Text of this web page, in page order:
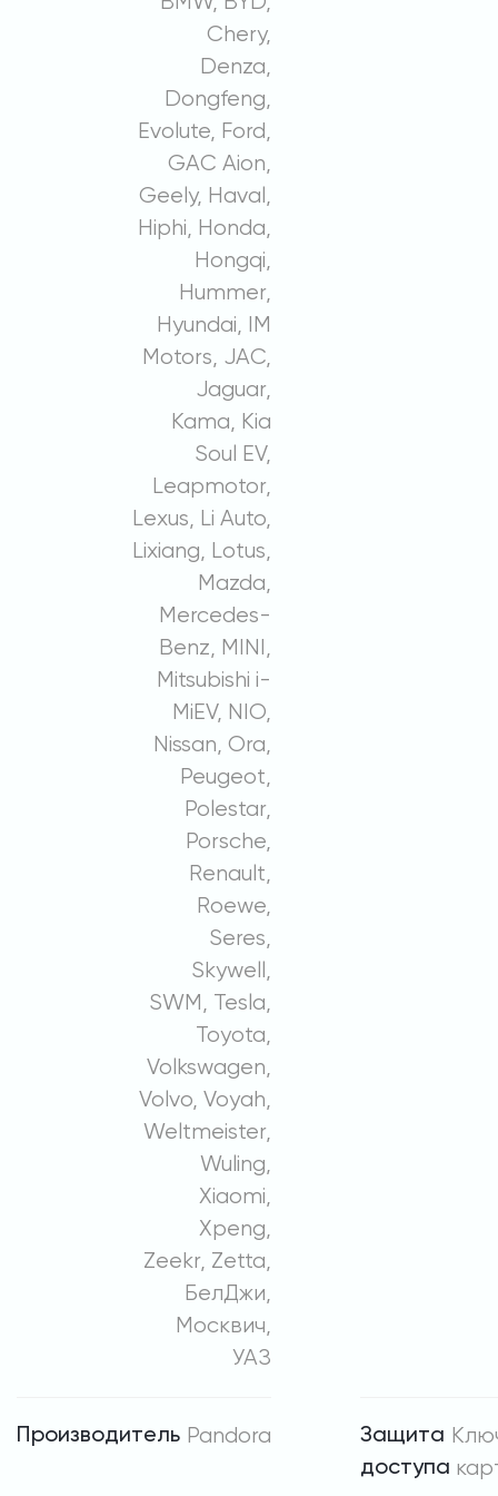
Chery,
Denza,
Dongfeng,
Evolute, Ford,
GAC Aion,
Geely, Haval,
Hiphi, Honda,
Hongqi,
Hummer,
Hyundai, IM
Motors, JAC,
Jaguar,
Kama, Kia
Soul EV,
Leapmotor,
Lexus, Li Auto,
Lixiang, Lotus,
Mazda,
Mercedes-
Benz, MINI,
Mitsubishi i-
MiEV, NIO,
Nissan, Ora,
Peugeot,
Polestar,
Porsche,
Renault,
Roewe,
Seres,
Skywell,
SWM, Tesla,
Toyota,
Volkswagen,
Volvo, Voyah,
Weltmeister,
Wuling,
Xiaomi,
Xpeng,
Zeekr, Zetta,
БелДжи,
Москвич,
УАЗ
Производитель Pandora
Защита
доступа